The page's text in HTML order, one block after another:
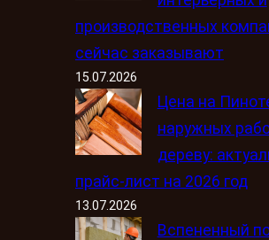
производственных
сейчас заказывают
15.07.2026
Цена на
наружных
дереву:
прайс-лист на 2026 год
13.07.2026
Вспененный